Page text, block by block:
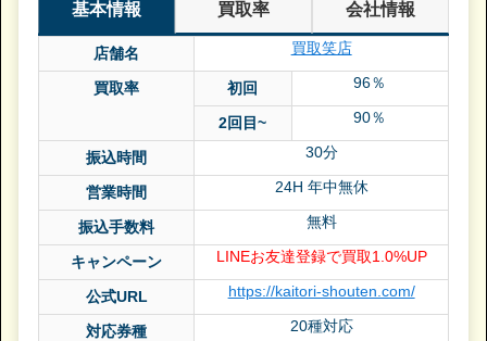
基本情報 買取率 会社情報
店舗名 買取笑店
買取率 初回 96％
2回目~ 90％
振込時間 30分
営業時間 24H 年中無休
振込手数料 無料
キャンペーン LINEお友達登録で買取1.0%UP
公式URL https://kaitori-shouten.com/
対応券種 20種対応